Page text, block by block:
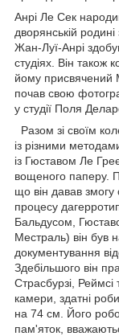
Анрі Ле Сек
дворянській
Жан-Луї-Анрі
студіях. Він також
йому присвячений
почав свою
у студії Поля
Разом зі своїм
із різними
із Гюставом Ле
вощеного паперу.
що він давав змогу
процесу
Бальдусом,
Местраль) він був
документування
Здебільшого він
Страсбурзі,
камери, здатні
на 74 см. Його
пам'яток,